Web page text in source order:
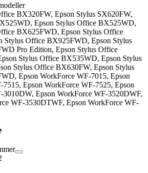
BX320FW, Epson Stylus SX620FW,
Epson Stylus Office BX525WD,
BX625FWD, Epson Stylus Office
Stylus Office BX925FWD, Epson Stylus
Pro Edition, Epson Stylus Office
Stylus Office BX535WD, Epson Stylus
Stylus Office BX630FW, Epson Stylus
Epson WorkForce WF-7015, Epson
7515, Epson WorkForce WF-7525, Epson
3010DW, Epson WorkForce WF-3520DWF,
WF-3530DTWF, Epson WorkForce WF-